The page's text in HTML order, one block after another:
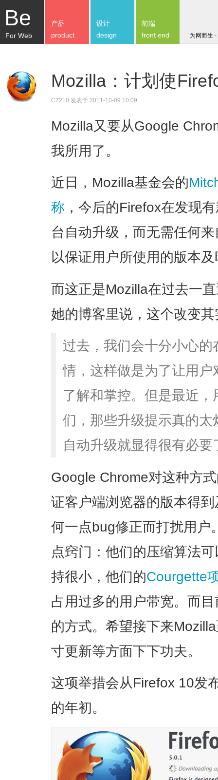
Be
For Web 为网而生
产品
product
设计
design
前端
front end
Mozilla：计划使
C7210 发表于 2011-10-09 10:09
Mozilla又要从Google
我所用了。
近日，Mozilla基金会的
称 ，今后的Firefox在发现
台自动升级，而无需任何
以保证用户所使用的版本
而这正是Mozilla在过去一
她的博客里说，这个改变
过去，我们会十分小心
情，这样做是为了让用
了解和掌控。但是最近
们，那些升级提示真的
自动升级就显得很有必要
Google Chrome对这种方
证客户端浏览器的版本得
何一点bug修正而打扰用户
点窍门：他们的压缩算法
持很小，他们的Courgette
占用过多的用户带宽。而
的方式。希望接下来
寸更新等方面下下功夫。
这项举措会从Firefox 10发
的年初。